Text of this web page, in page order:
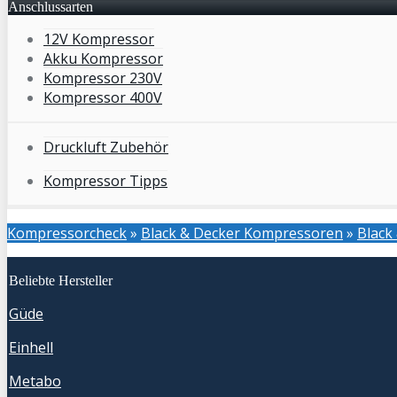
Anschlussarten
12V Kompressor
Akku Kompressor
Kompressor 230V
Kompressor 400V
Druckluft Zubehör
Kompressor Tipps
Kompressorcheck» Black & Decker Kompressoren »
Beliebte Hersteller
Güde
Einhell
Metabo